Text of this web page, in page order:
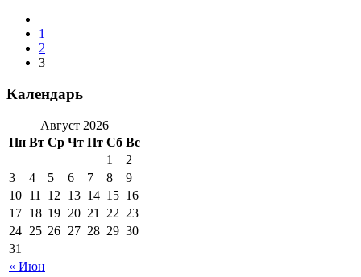
1
2
3
Календарь
Август 2026
Пн Вт Ср Чт Пт Сб Вс
« Июн
1
2
3
4 5 6 7 8
9
10 11 12 13 14 15 16
17 18 19 20 21 22 23
24 25 26 27 28 29 30
31